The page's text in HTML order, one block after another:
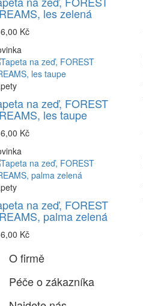
les zelená
Kč
na zeď, FOREST
les taupe
Kč
na zeď, FOREST
palma zelená
Kč
O firmě
Péče o zákazníka